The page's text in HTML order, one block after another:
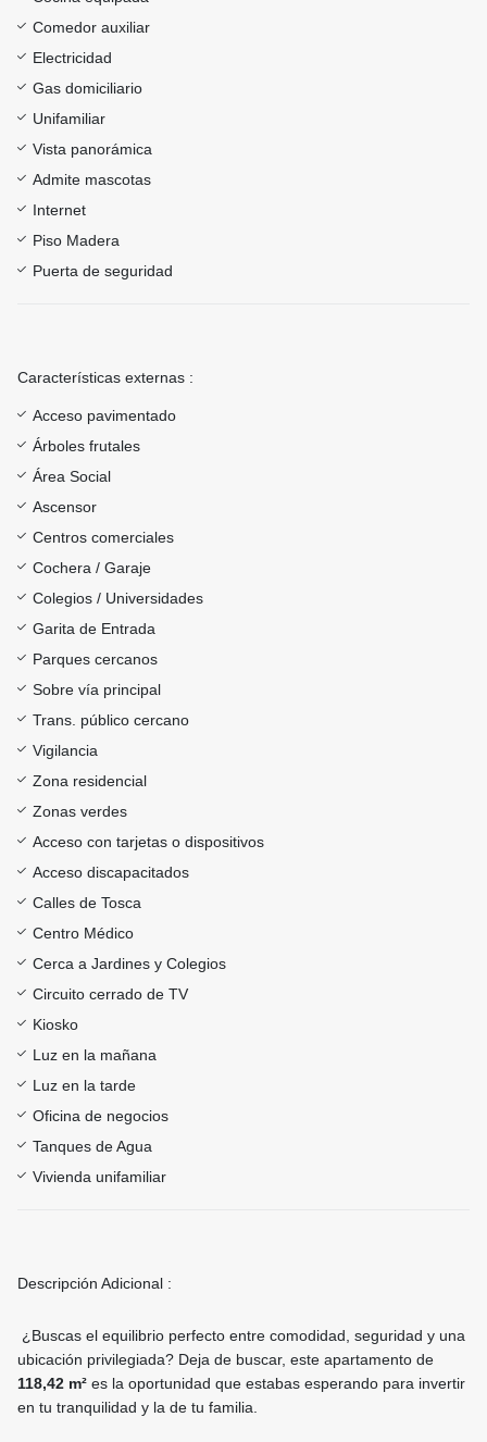
Comedor auxiliar
Electricidad
Gas domiciliario
Unifamiliar
Vista panorámica
Admite mascotas
Internet
Piso Madera
Puerta de seguridad
Características externas :
Acceso pavimentado
Árboles frutales
Área Social
Ascensor
Centros comerciales
Cochera / Garaje
Colegios / Universidades
Garita de Entrada
Parques cercanos
Sobre vía principal
Trans. público cercano
Vigilancia
Zona residencial
Zonas verdes
Acceso con tarjetas o dispositivos
Acceso discapacitados
Calles de Tosca
Centro Médico
Cerca a Jardines y Colegios
Circuito cerrado de TV
Kiosko
Luz en la mañana
Luz en la tarde
Oficina de negocios
Tanques de Agua
Vivienda unifamiliar
Descripción Adicional :
¿Buscas el equilibrio perfecto entre comodidad, seguridad y una
ubicación privilegiada? Deja de buscar, este apartamento de
118,42 m² es la oportunidad que estabas esperando para invertir
en tu tranquilidad y la de tu familia.